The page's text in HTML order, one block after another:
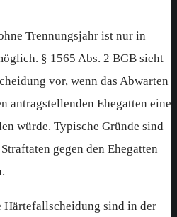
Trennungsjahr ist nur in
§ 1565 Abs. 2 BGB sieht
vor, wenn das Abwarten
antragstellenden Ehegatten eine
würde. Typische Gründe sind
gegen den Ehegatten
Härtefallscheidung sind in der